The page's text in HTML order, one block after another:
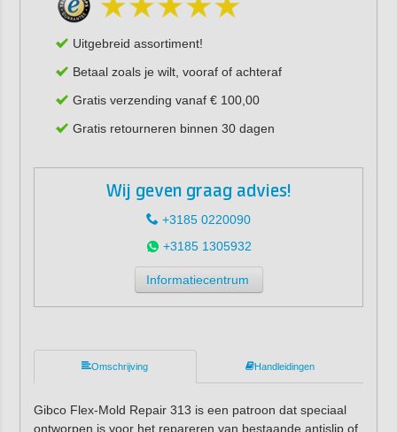
Uitgebreid assortiment!
Betaal zoals je wilt, vooraf of achteraf
Gratis verzending vanaf € 100,00
Gratis retourneren binnen 30 dagen
Wij geven graag advies!
+3185 0220090
+3185 1305932
Informatiecentrum
Omschrijving Handleidingen
Gibco Flex-Mold Repair 313 is een patroon dat speciaal
ontworpen is voor het repareren van bestaande antislip of